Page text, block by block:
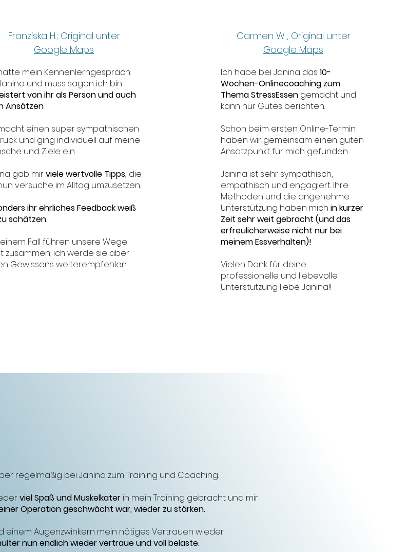
Franziska H..; Original unter
Google Maps
mein Kennenlerngespräch
und muss sagen ich bin
von ihr als Person und auch
Ansätzen.
einen super sympathischen
und ging individuell auf meine
und Ziele ein.
gab mirviele wertvolle Tipps, die
versuche im Alltag umzusetzen.
ihr ehrliches Feedback weiß
schätzen.
Fall führen unsere Wege
zusammen, ich werde sie aber
Gewissens weiterempfehlen.
Carmen W.;, Original unter
Google Maps
Ich habe bei Janina das10-
Wochen-Onlinecoaching zum
Thema StressEssen gemacht und
kann nur Gutes berichten.
Schon beim ersten Online-Termin
haben wir gemeinsam einen guten
Ansatzpunkt für mich gefunden.
Janina ist sehr sympathisch,
empathisch und engagiert. Ihre
Methoden und die angenehme
Unterstützung haben michin kurzer
Zeit sehr weit gebracht (und das
erfreulicherweise nicht nur bei
meinem Essverhalten)!
Vielen Dank für deine
professionelle und liebevolle
Unterstützung liebe Janina!!
regelmäßig bei Janina zum Training und Coaching.
viel Spaß und Muskelkater in mein Training gebracht und mir
Operation geschwächt war, wieder zu stärken.
einem Augenzwinkern mein nötiges Vertrauen wieder
nun endlich wieder vertraue und voll belaste.